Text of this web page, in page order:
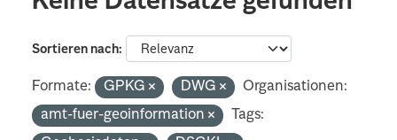
Sortieren nach
Formate: GPKG DWG
Organisationen:
amt-fuer-geoinformation
Tags: